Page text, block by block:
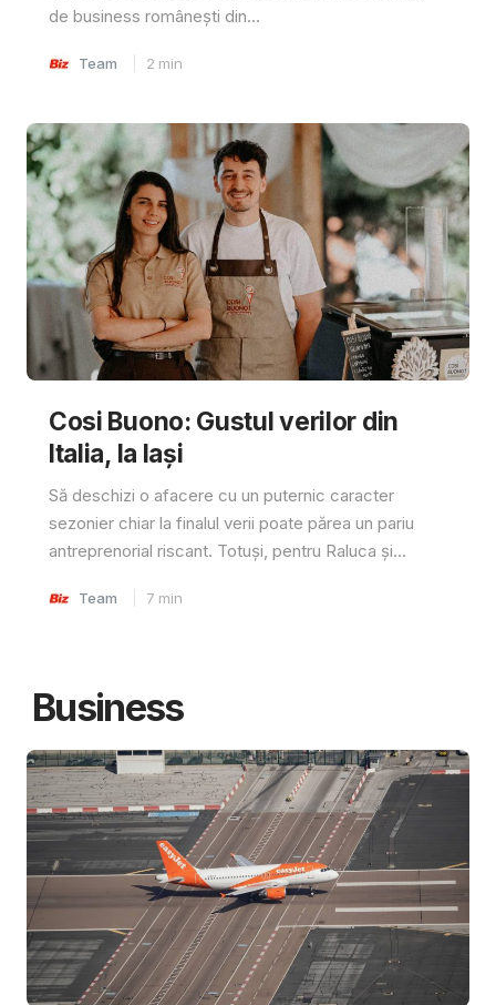
de business românești din...
Team 2 min
Cosi Buono: Gustul verilor din
Italia, la Iași
Să deschizi o afacere cu un puternic caracter
sezonier chiar la finalul verii poate părea un pariu
antreprenorial riscant. Totuși, pentru Raluca și...
Team 7 min
Business